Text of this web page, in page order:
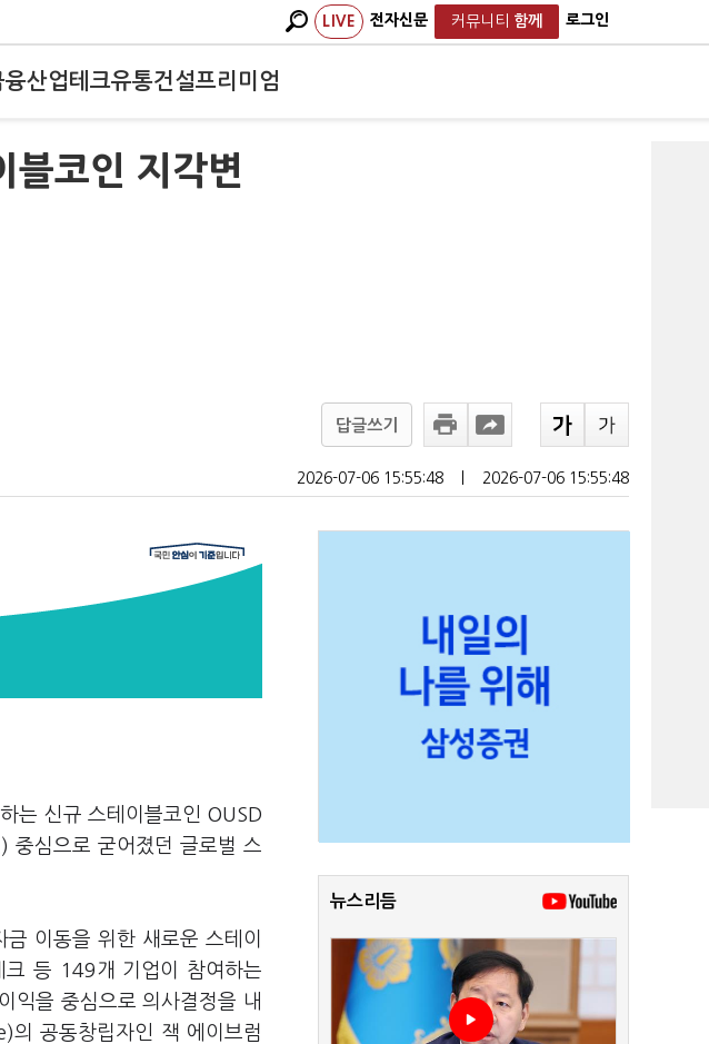
LIVE 전자신문 커뮤니티 함께 로그인
융산업테크유통건설프리미엄
블코인 지각변
답글쓰기
2026-07-06 15:55:48 2026-07-06 15:55:48
는 신규 스테이블코인 OUSD
중심으로 굳어졌던 글로벌 스
이동을 위한 새로운 스테이
크 등 149개 기업이 참여하는
익을 중심으로 의사결정을 내
의 공동창립자인 잭 에이브럼
뉴스리듬